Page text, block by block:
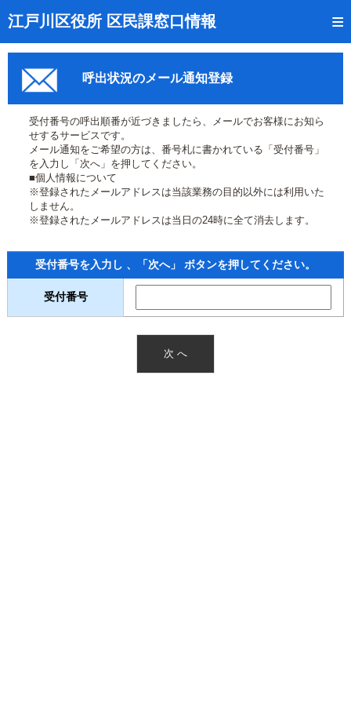
江戸川区役所 区民課窓口情報
トップページ
受付番号の呼出状況確認
証明書の交付状況確認
呼出状況のメール通知登録
来庁日時の事前予約
事前予約の確認・取消
本サイトのご利用案内
呼出状況のメール通知登録
受付番号の呼出順番が近づきましたら、メールでお客様にお知ら
せするサービスです。
メール通知をご希望の方は、番号札に書かれている「受付番号」
を入力し「次へ」を押してください。
■個人情報について
※登録されたメールアドレスは当該業務の目的以外には利用いた
しません。
※登録されたメールアドレスは当日の24時に全て消去します。
受付番号を入力し 、「次へ」 ボタンを押してください。
受付番号